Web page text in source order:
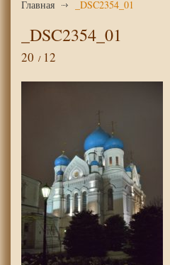
Главная _DSC2354_01
_DSC2354_01
20 12